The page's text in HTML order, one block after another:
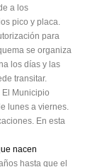
a los
pico y placa.
para
se organiza
los días y las
transitar.
Municipio
lunes a viernes.
En esta
nacen
hasta que el